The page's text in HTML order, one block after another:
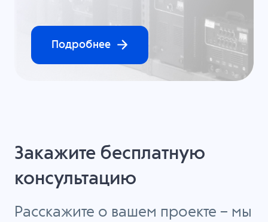
Подробнее
Закажите бесплатную
консультацию
Расскажите о вашем проекте – мы